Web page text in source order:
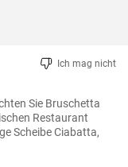
Ich mag nicht
Sie Bruschetta
Restaurant
Scheibe Ciabatta,